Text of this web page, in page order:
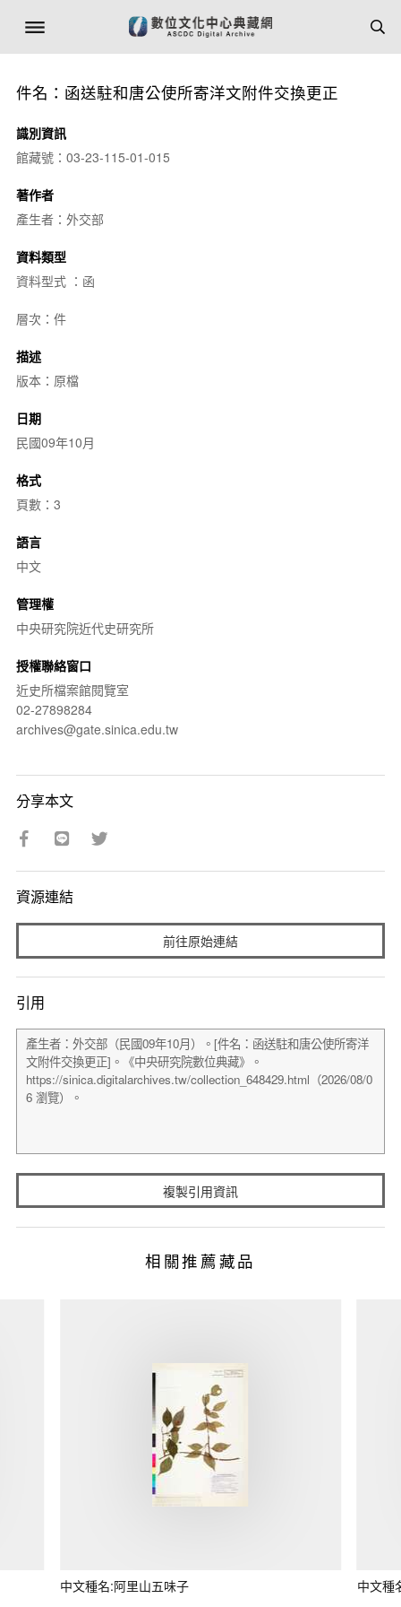
件名：函送駐和唐公使所寄洋文附件交換更正
識別資訊
館藏號：03-23-115-01-015
著作者
產生者：外交部
資料類型
資料型式 ：函
層次：件
描述
版本：原檔
日期
民國09年10月
格式
頁數：3
語言
中文
管理權
中央研究院近代史研究所
授權聯絡窗口
近史所檔案館閱覽室
02-27898284
archives@gate.sinica.edu.tw
分享本文
資源連結
前往原始連結
引用
複製引用資訊
相關推薦藏品
中文種名:阿里山五味子 中文種